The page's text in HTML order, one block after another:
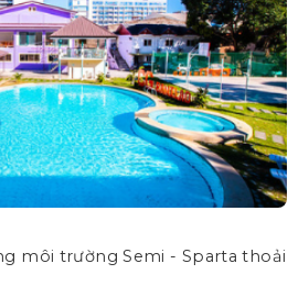
môi trường Semi - Sparta thoải